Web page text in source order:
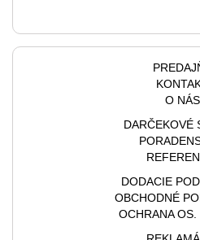
O NÁS
DARČEKOVÉ
DODACIE
OBCHODNÉ
OCHRANA